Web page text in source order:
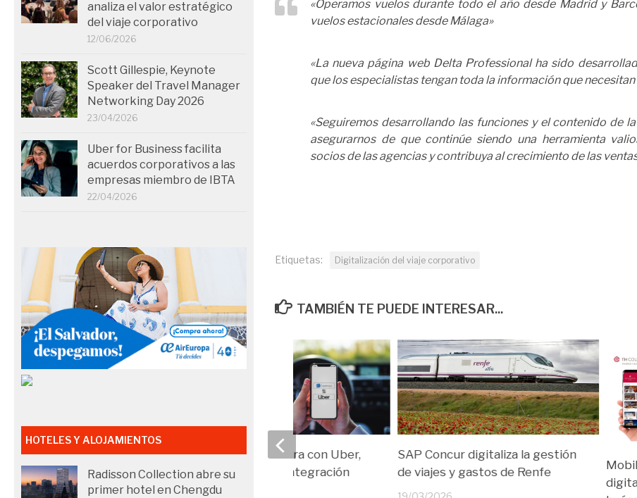
«Operamos vuelos durante todo el año desde Madrid y
vuelos estacionales desde Málaga»
«La nueva página web Delta Professional ha sido
que los especialistas tengan toda la información que necesitan
«Seguiremos desarrollando las funciones y el contenido de
asegurarnos de que continúe siendo una herramienta
socios de las agencias y contribuya al crecimiento de las
Etiquetas: Digitalización del viaje corporativo
TAMBIÉN TE PUEDE INTERESAR...
SAP Concur digitaliza la gestión
de viajes y gastos de Renfe
Expensya se integra con Uber,
de la reserva a la integración
contable
analiza el valor estratégico
del viaje corporativo
12/06/2026
Scott Gillespie, Keynote
Speaker del Travel Manager
Networking Day 2026
23/04/2026
Uber for Business facilita
acuerdos corporativos a las
empresas miembro de IBTA
22/04/2026
HOTELES Y ALOJAMIENTOS
Radisson Collection abre su
primer hotel en Chengdu